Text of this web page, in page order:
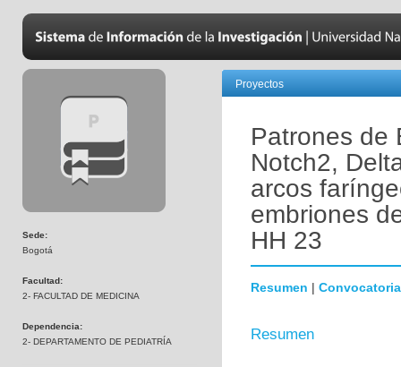
Sede:
Bogotá
Facultad:
2- FACULTAD DE MEDICINA
Dependencia:
2- DEPARTAMENTO DE PEDIATRÍA
Proyectos
Patrones de
Notch2,
arcos
embriones
HH 23
Resumen | Convocatoria
Resumen